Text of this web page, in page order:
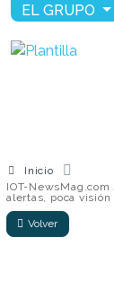
EL GRUPO
Inicio
IOT-
alertas, poca visión
Volver